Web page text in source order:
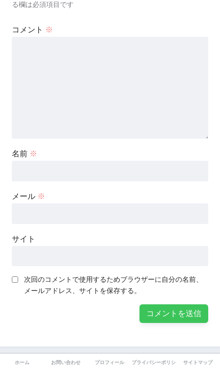
る欄は必須項目です
コメント ※
名前 ※
メール ※
サイト
次回のコメントで使用するためブラウザーに自分の名前、
メールアドレス、サイトを保存する。
前の記事
ホーム お問い合わせ プロフィール プライバシーポリシー サイトマップ